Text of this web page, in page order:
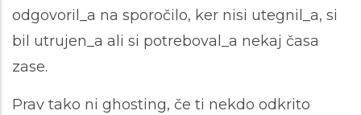
odgovoril_a na sporočilo, ker nisi utegnil_a, si
bil utrujen_a ali si potreboval_a nekaj časa
zase.
Prav tako ni ghosting, če ti nekdo odkrito